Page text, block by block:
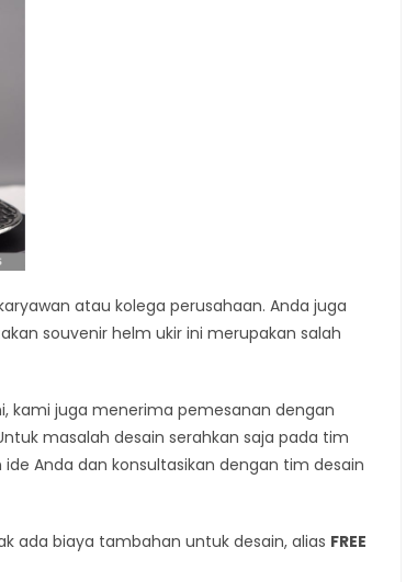
atau kolega perusahaan. Anda juga
souvenir helm ukir ini merupakan salah
kami juga menerima pemesanan dengan
masalah desain serahkan saja pada tim
Anda dan konsultasikan dengan tim desain
ada biaya tambahan untuk desain, alias FREE